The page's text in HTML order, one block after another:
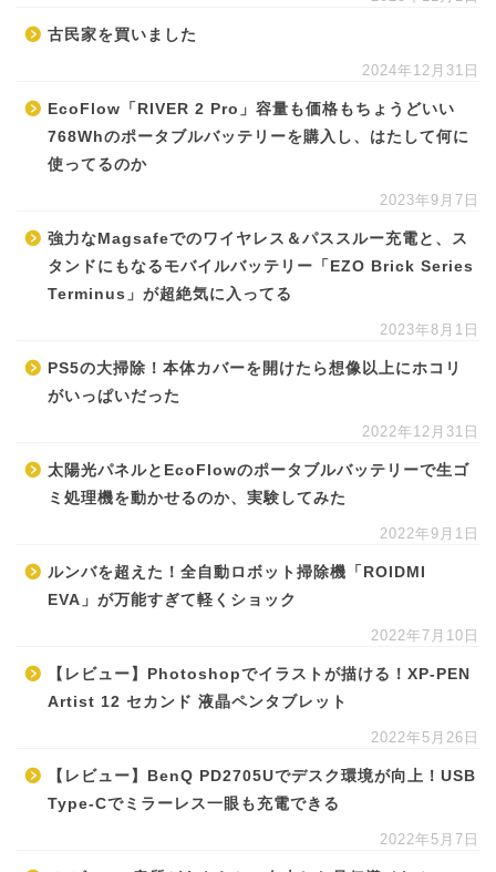
古民家を買いました
2024年12月31日
EcoFlow「RIVER 2 Pro」容量も価格もちょうどいい
768Whのポータブルバッテリーを購入し、はたして何に
使ってるのか
2023年9月7日
強力なMagsafeでのワイヤレス＆パススルー充電と、ス
タンドにもなるモバイルバッテリー「EZO Brick Series
Terminus」が超絶気に入ってる
2023年8月1日
PS5の大掃除！本体カバーを開けたら想像以上にホコリ
がいっぱいだった
2022年12月31日
太陽光パネルとEcoFlowのポータブルバッテリーで生ゴ
ミ処理機を動かせるのか、実験してみた
2022年9月1日
ルンバを超えた！全自動ロボット掃除機「ROIDMI
EVA」が万能すぎて軽くショック
2022年7月10日
【レビュー】Photoshopでイラストが描ける！XP-PEN
Artist 12 セカンド 液晶ペンタブレット
2022年5月26日
【レビュー】BenQ PD2705Uでデスク環境が向上！USB
Type-Cでミラーレス一眼も充電できる
2022年5月7日